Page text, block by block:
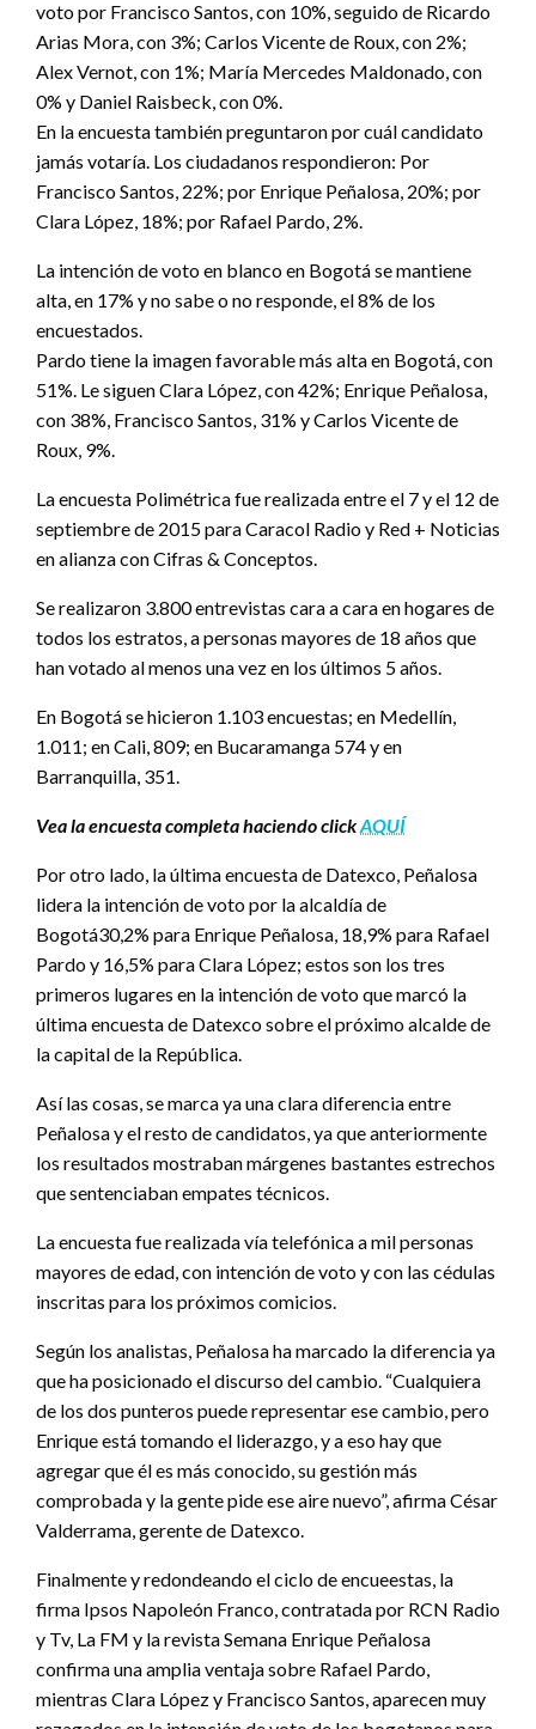
voto por Francisco Santos, con 10%, seguido de Ricardo
Arias Mora, con 3%; Carlos Vicente de Roux, con 2%;
Alex Vernot, con 1%; María Mercedes Maldonado, con
0% y Daniel Raisbeck, con 0%.
En la encuesta también preguntaron por cuál candidato
jamás votaría. Los ciudadanos respondieron: Por
Francisco Santos, 22%; por Enrique Peñalosa, 20%; por
Clara López, 18%; por Rafael Pardo, 2%.
La intención de voto en blanco en Bogotá se mantiene
alta, en 17% y no sabe o no responde, el 8% de los
encuestados.
Pardo tiene la imagen favorable más alta en Bogotá, con
51%. Le siguen Clara López, con 42%; Enrique Peñalosa,
con 38%, Francisco Santos, 31% y Carlos Vicente de
Roux, 9%.
La encuesta Polimétrica fue realizada entre el 7 y el 12 de
septiembre de 2015 para Caracol Radio y Red + Noticias
en alianza con Cifras & Conceptos.
Se realizaron 3.800 entrevistas cara a cara en hogares de
todos los estratos, a personas mayores de 18 años que
han votado al menos una vez en los últimos 5 años.
En Bogotá se hicieron 1.103 encuestas; en Medellín,
1.011; en Cali, 809; en Bucaramanga 574 y en
Barranquilla, 351.
Vea la encuesta completa haciendo clickAQUÍ
Por otro lado, la última encuesta de Datexco, Peñalosa
lidera la intención de voto por la alcaldía de
Bogotá30,2% para Enrique Peñalosa, 18,9% para Rafael
Pardo y 16,5% para Clara López; estos son los tres
primeros lugares en la intención de voto que marcó la
última encuesta de Datexco sobre el próximo alcalde de
la capital de la República.
Así las cosas, se marca ya una clara diferencia entre
Peñalosa y el resto de candidatos, ya que anteriormente
los resultados mostraban márgenes bastantes estrechos
que sentenciaban empates técnicos.
La encuesta fue realizada vía telefónica a mil personas
mayores de edad, con intención de voto y con las cédulas
inscritas para los próximos comicios.
Según los analistas, Peñalosa ha marcado la diferencia ya
que ha posicionado el discurso del cambio. “Cualquiera
de los dos punteros puede representar ese cambio, pero
Enrique está tomando el liderazgo, y a eso hay que
agregar que él es más conocido, su gestión más
comprobada y la gente pide ese aire nuevo”, afirma César
Valderrama, gerente de Datexco.
Finalmente y redondeando el ciclo de encueestas, la
firma Ipsos Napoleón Franco, contratada por RCN Radio
y Tv, La FM y la revista Semana Enrique Peñalosa
confirma una amplia ventaja sobre Rafael Pardo,
mientras Clara López y Francisco Santos, aparecen muy